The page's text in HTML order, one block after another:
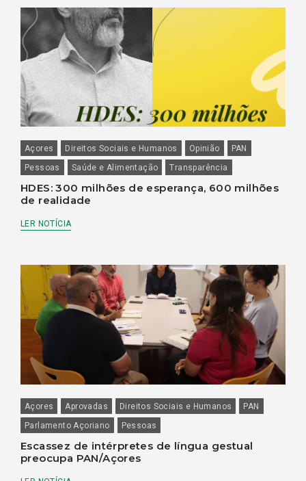
Açores Direitos Sociais e Humanos Opinião
PAN
Pessoas
Saúde e Alimentação Transparência
HDES: 300 milhões de esperança, 600 milhões
de realidade
LER NOTÍCIA
Açores Aprovadas Direitos Sociais e Humanos
PAN
Parlamento Açoriano
Pessoas
Escassez de intérpretes de língua gestual
preocupa PAN/Açores